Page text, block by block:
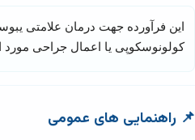
کولونوسکوپی یا اعمال جراحی مورد
📌 راهنمایی های عمومی